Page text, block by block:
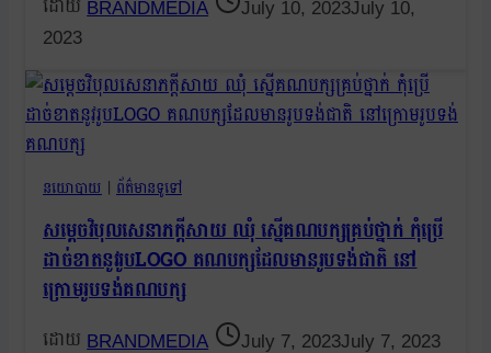
BRANDMEDIA July 10, 2023July 10,
2023
នយោបាយ | ព័ត៌មានទូទៅ
សម្តេចវិបុលសេនាភក្តីសាយ ឈុំ ស្នើគណបក្សគ្រប់ថ្នាក់ កុំប្រើ
ដាច់ខាតនូវរូបLOGO គណបក្សដែលមានរូបទង់ជាតិ នៅ
ក្រោមរូបទង់គណបក្ស
BRANDMEDIA July 7, 2023July 7, 2023